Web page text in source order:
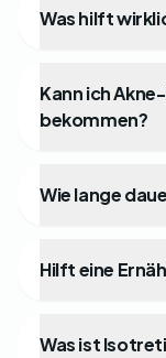
Was hilft
Kann ich
bekommen?
Wie lange
Hilft eine
Was ist